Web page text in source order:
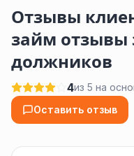
Отзывы
займ
должников
4из 5 на
Оставить отзыв